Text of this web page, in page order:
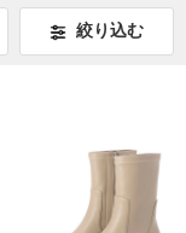
絞り込む